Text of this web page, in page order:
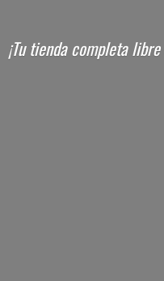
¡Tu tienda completa libre